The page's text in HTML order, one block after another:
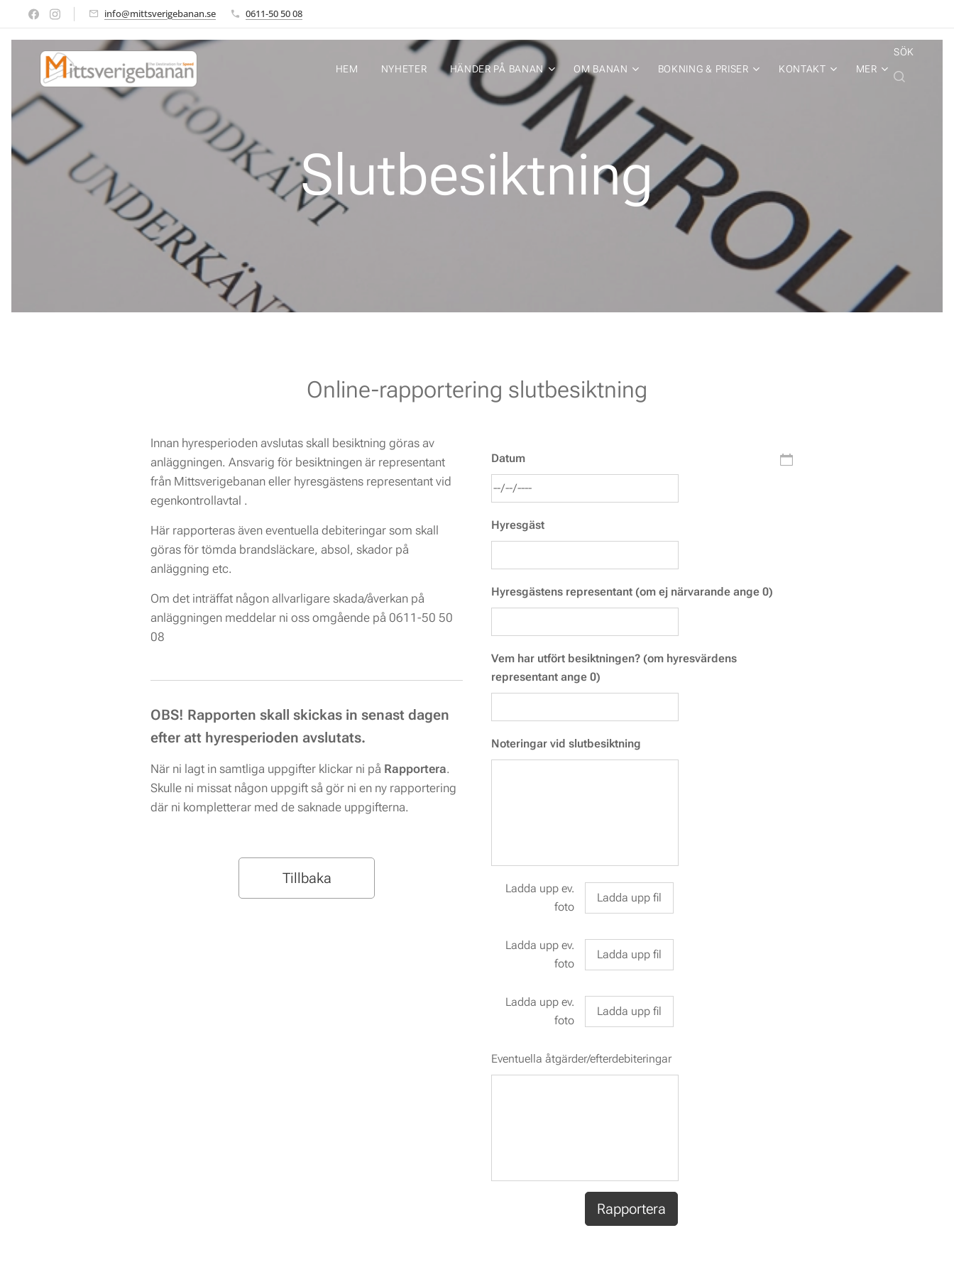
info@mittsverigebanan.se 0611-50 50 08
HEM NYHETER HÄNDER PÅ BANAN OM BANAN BOKNING & PRISER KONTAKT MER
SÖK
Slutbesiktning
Online-rapportering slutbesiktning
Innan hyresperioden avslutas skall besiktning göras av
anläggningen. Ansvarig för besiktningen är representant
från Mittsverigebanan eller hyresgästens representant vid
egenkontrollavtal .
Här rapporteras även eventuella debiteringar som skall
göras för tömda brandsläckare, absol, skador på
anläggning etc.
Om det inträffat någon allvarligare skada/åverkan på
anläggningen meddelar ni oss omgående på 0611-50 50
08
OBS! Rapporten skall skickas in senast dagen
efter att hyresperioden avslutats.
När ni lagt in samtliga uppgifter klickar ni på Rapportera.
Skulle ni missat någon uppgift så gör ni en ny rapportering
där ni kompletterar med de saknade uppgifterna.
Tillbaka
Datum
Hyresgäst
Hyresgästens representant (om ej närvarande ange 0)
Vem har utfört besiktningen? (om hyresvärdens
representant ange 0)
Noteringar vid slutbesiktning
Ladda upp ev.
foto
Ladda upp fil
Ladda upp ev.
foto
Ladda upp fil
Ladda upp ev.
foto
Ladda upp fil
Eventuella åtgärder/efterdebiteringar
Rapportera